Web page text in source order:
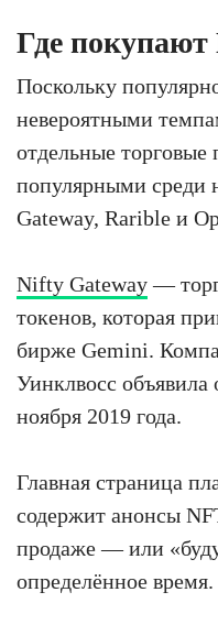
Где
Поскольку
невероятными
отдельные
популярными среди
Gateway, Rarible и
Nifty Gateway—
токенов, которая
бирже Gemini.
Уинклвосс
ноября 2019 года.
Главная страница
содержит анонсы
продаже — или
определённое время.